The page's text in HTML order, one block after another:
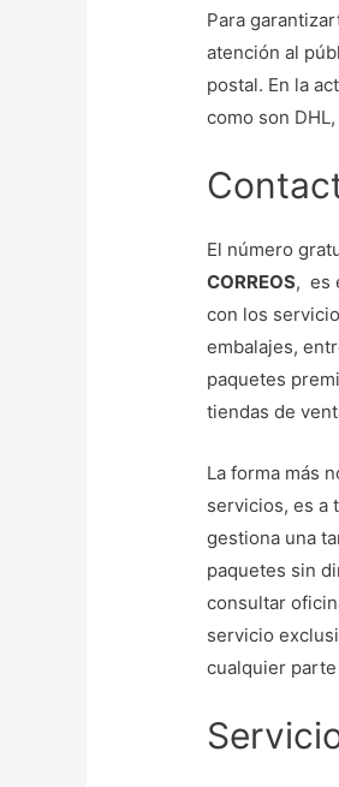
Para
atención al
postal. En la
como son
El número
CORREOS, es
con los
embalajes,
paquetes
tiendas de
La forma más
servicios, es a
gestiona una
paquetes sin
consultar
servicio
cualquier